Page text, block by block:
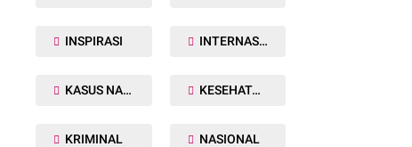
INSPIRASI INTERNASIONAL
KASUS NARKOBA KESEHATAN TUBUH
KRIMINAL NASIONAL